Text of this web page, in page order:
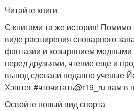
Читайте книги
С книгами та же история! Помимо
виде расширения словарного
фантазии и козырянием
перед друзьями, чтение еще и
вывод сделали недавно ученые
Хэштег #чточитать@r19_ru вам в
Освойте новый вид спорта